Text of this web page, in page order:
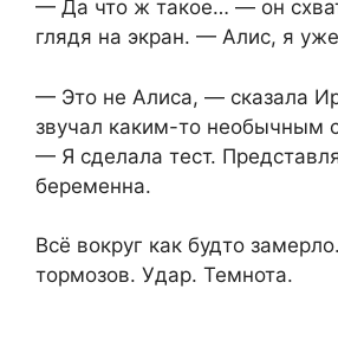
— Да что ж такое… — он
глядя на экран. — Алис, я
— Это не Алиса, — сказала
звучал каким-то необычным
— Я сделала тест.
беременна.
Всё вокруг как будто
тормозов. Удар. Темнота.